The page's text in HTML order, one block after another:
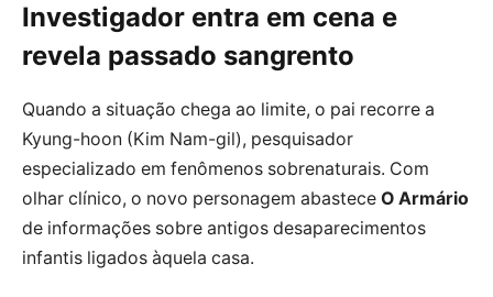
Investigador entra em cena e
revela passado sangrento
Quando a situação chega ao limite, o pai recorre a
Kyung-hoon (Kim Nam-gil), pesquisador
especializado em fenômenos sobrenaturais. Com
olhar clínico, o novo personagem abastece O Armário
de informações sobre antigos desaparecimentos
infantis ligados àquela casa.